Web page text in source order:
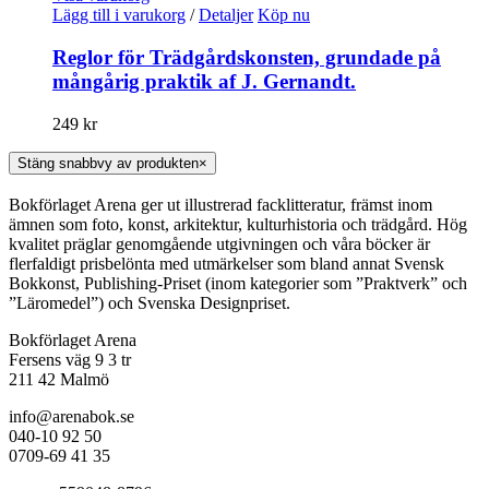
Lägg till i varukorg / Detaljer Köp nu
Reglor för Trädgårdskonsten, grundade på
mångårig praktik af J. Gernandt.
249 kr
Stäng snabbvy av produkten×
Bokförlaget Arena ger ut illustrerad facklitteratur, främst inom
ämnen som foto, konst, arkitektur, kulturhistoria och trädgård. Hög
kvalitet präglar genomgående utgivningen och våra böcker är
flerfaldigt prisbelönta med utmärkelser som bland annat Svensk
Bokkonst, Publishing-Priset (inom kategorier som ”Praktverk” och
”Läromedel”) och Svenska Designpriset.
Bokförlaget Arena
Fersens väg 9 3 tr
211 42 Malmö
info@arenabok.se
040-10 92 50
0709-69 41 35